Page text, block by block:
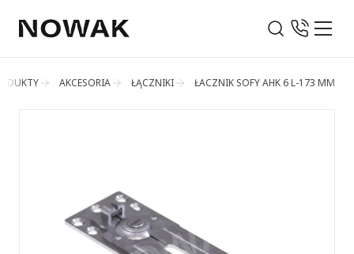
AKCESORIA ŁĄCZNIKI ŁACZNIK SOFY AHK 6 L-173 MM